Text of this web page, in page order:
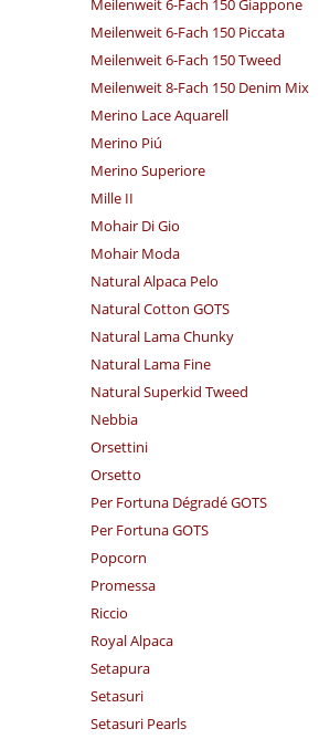
Meilenweit 6-Fach 150 Giappone
Meilenweit 6-Fach 150 Piccata
Meilenweit 6-Fach 150 Tweed
Meilenweit 8-Fach 150 Denim Mix
Merino Lace Aquarell
Merino Piú
Merino Superiore
Mille II
Mohair Di Gio
Mohair Moda
Natural Alpaca Pelo
Natural Cotton GOTS
Natural Lama Chunky
Natural Lama Fine
Natural Superkid Tweed
Nebbia
Orsettini
Orsetto
Per Fortuna Dégradé GOTS
Per Fortuna GOTS
Popcorn
Promessa
Riccio
Royal Alpaca
Setapura
Setasuri
Setasuri Pearls